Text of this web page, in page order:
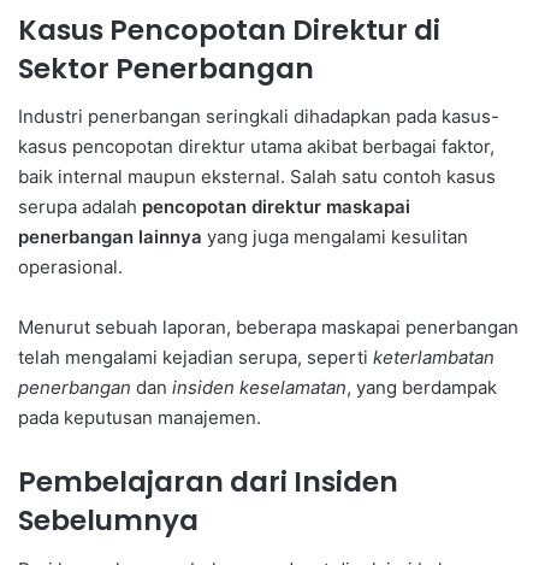
Kasus Pencopotan Direktur di
Sektor Penerbangan
Industri penerbangan seringkali dihadapkan pada kasus-
kasus pencopotan direktur utama akibat berbagai faktor,
baik internal maupun eksternal. Salah satu contoh kasus
serupa adalah pencopotan direktur maskapai
penerbangan lainnya yang juga mengalami kesulitan
operasional.
Menurut sebuah laporan, beberapa maskapai penerbangan
telah mengalami kejadian serupa, seperti keterlambatan
penerbangan dan insiden keselamatan, yang berdampak
pada keputusan manajemen.
Pembelajaran dari Insiden
Sebelumnya